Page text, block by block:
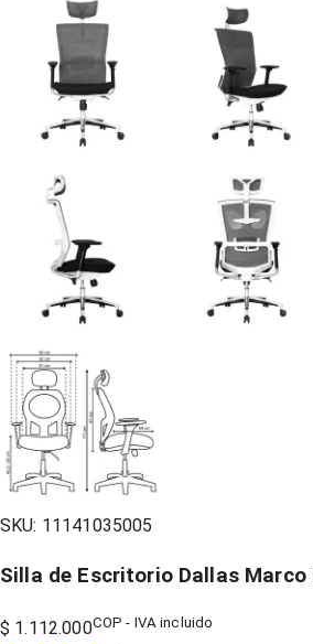
SKU: 11141035005
Silla de Escritorio Dallas Marco
$ 1.112.000COP - IVA incluido